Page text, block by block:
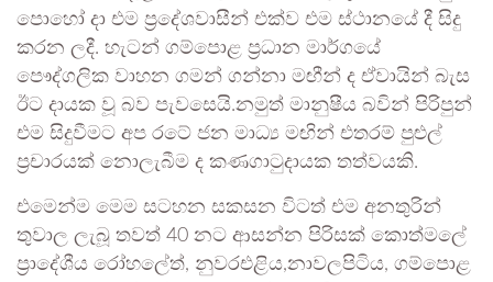
පොහෝ දා එම ප්‍රදේශවාසීන් එක්ව එම ස්ථානයේ දී සිදු
කරන ලදී. හැටන් ගම්පොළ ප්‍රධාන මාර්ගයේ
පෞද්ගලික වාහන ගමන් ගන්නා මඟීන් ද ඒවායින් බැස
ඊට දායක වූ බව පැවසෙයි.නමුත් මානුෂීය බවින් පිරිපුන්
එම සිදුවීමට අප රටේ ජන මාධ්‍ය මඟින් එතරම් පුළුල්
ප්‍රචාරයක් නොලැබීම ද කණගාටුදායක තත්වයකි.
එමෙන්ම මෙම සටහන සකසන විටත් එම අනතුරින්
තුවාල ලැබූ තවත් 40 නට ආසන්න පිරිසක් කොත්මලේ
ප්‍රාදේශීය රෝහලේත්, නුවරඑළිය,නාවලපිටිය, ගම්පොළ